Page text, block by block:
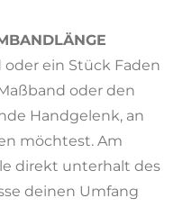
ein Stück Faden
oder den
Handgelenk, an
möchtest. Am
direkt unterhalt des
deinen Umfang